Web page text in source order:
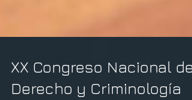
XX Congreso Nacional de